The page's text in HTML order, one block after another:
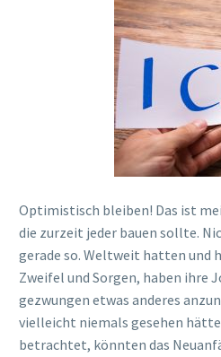
Optimistisch bleiben! Das ist
die zurzeit jeder bauen sollte.
gerade so. Weltweit hatten und
Zweifel und Sorgen, haben ihre
gezwungen etwas anderes
vielleicht niemals gesehen
betrachtet, könnten das